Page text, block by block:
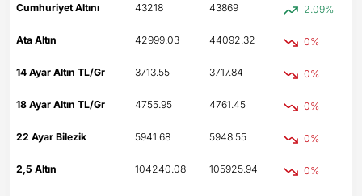
Cumhuriyet Altını 43218 43869 2.09%
Ata Altın 42999.03 44092.32 0%
14 Ayar Altın TL/Gr 3713.55 3717.84 0%
18 Ayar Altın TL/Gr 4755.95 4761.45 0%
22 Ayar Bilezik 5941.68 5948.55 0%
2,5 Altın 104240.08 105925.94 0%